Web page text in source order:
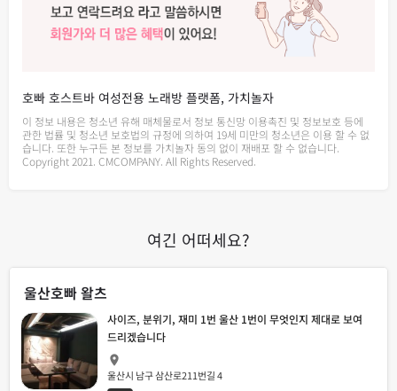
호빠 호스트바 여성전용 노래방 플랫폼, 가치놀자
이 정보 내용은 청소년 유해 매체물로서 정보 통신망 이용촉진 및 정보보호 등에
관한 법률 및 청소년 보호법의 규정에 의하여 19세 미만의 청소년은 이용 할 수 없
습니다. 또한 누구든 본 정보를 가치놀자 동의 없이 재배포 할 수 없습니다.
Copyright 2021. CMCOMPANY. All Rights Reserved.
여긴 어떠세요?
울산호빠 왈츠
사이즈, 분위기, 재미 1번 울산 1번이 무엇인지 제대로 보여
드리겠습니다
울산시 남구 삼산로211번길 4